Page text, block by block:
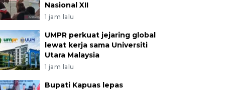
Nasional XII
1 jam lalu
UMPR perkuat jejaring global
lewat kerja sama Universiti
Utara Malaysia
1 jam lalu
Bupati Kapuas lepas